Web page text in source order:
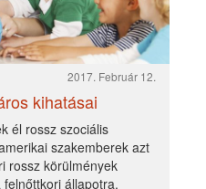
2016. November 08.
2005. novemberi
a világon három
a 100 éven felüliek
2017. Március 19.